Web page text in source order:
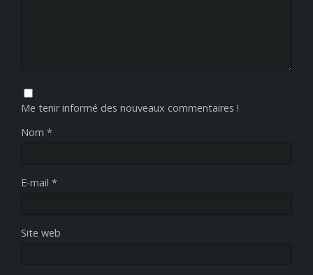
Me tenir informé des nouveaux commentaires !
Nom *
E-mail *
Site web